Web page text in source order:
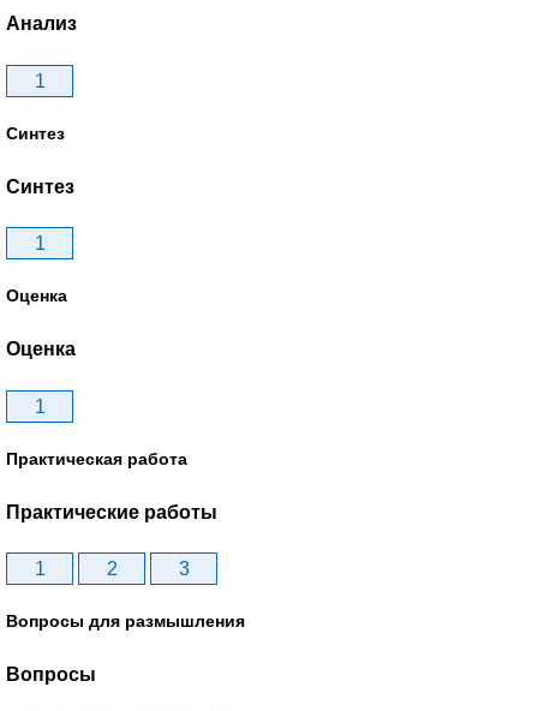
Анализ
1
Синтез
Синтез
1
Оценка
Оценка
1
Практическая работа
Практические работы
1 2 3
Вопросы для размышления
Вопросы